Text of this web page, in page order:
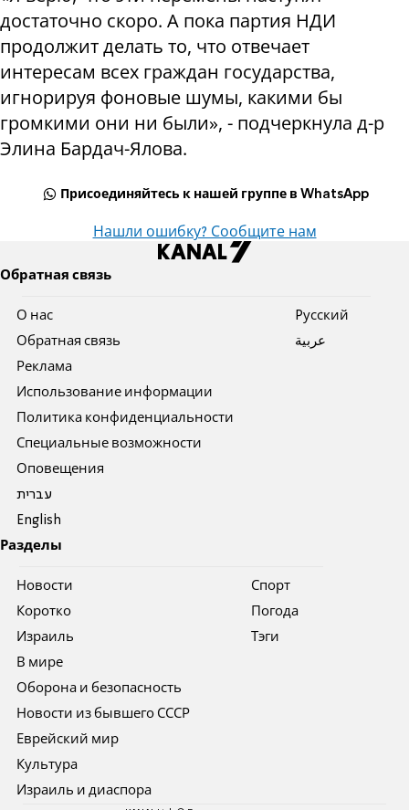
достаточно скоро. А пока партия НДИ
продолжит делать то, что отвечает
интересам всех граждан государства,
игнорируя фоновые шумы, какими бы
громкими они ни были», - подчеркнула д-р
Элина Бардач-Ялова.
Присоединяйтесь к нашей группе в WhatsApp
Нашли ошибку? Сообщите нам
Обратная связь
О нас
Обратная связь
Реклама
Использование информации
Политика конфиденциальности
Специальные возможности
Оповещения
עברית
English
Pусский
عربية
Разделы
Новости
Коротко
Израиль
В мире
Оборона и безопасность
Новости из бывшего СССР
Еврейский мир
Культура
Израиль и диаспора
Спорт
Погода
Тэги